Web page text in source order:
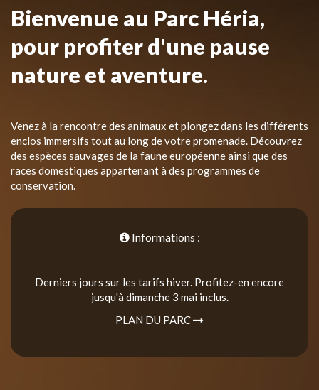
Bienvenue au Parc Héria,
pour profiter d'une pause
nature et aventure.
Venez à la rencontre des animaux et plongez dans les différents
enclos immersifs tout au long de votre promenade. Découvrez
des espèces sauvages de la faune européenne ainsi que des
races domestiques appartenant à des programmes de
conservation.
Informations :
Derniers jours sur les tarifs hiver. Profitez-en encore
jusqu'à dimanche 3 mai inclus.
PLAN DU PARC